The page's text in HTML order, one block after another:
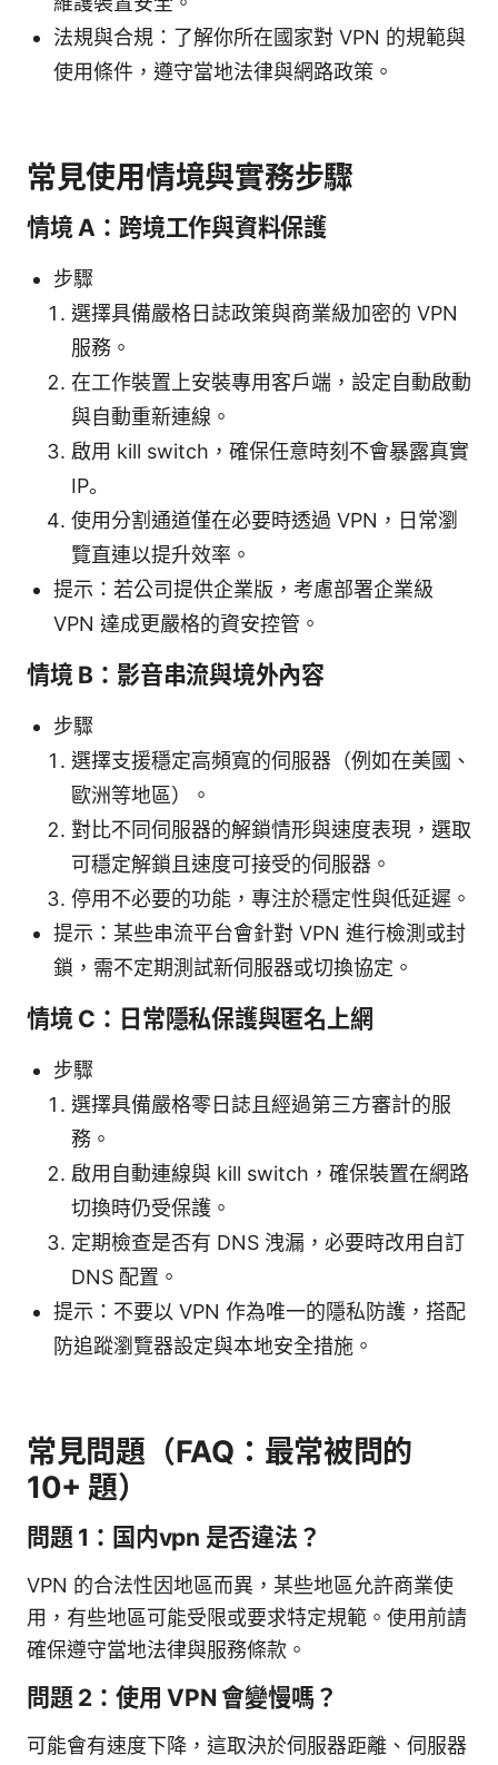
法規與合規：了解你所在國家對 VPN 的規範與
使用條件，遵守當地法律與網路政策。
常見使用情境與實務步驟
情境 A：跨境工作與資料保護
步驟
選擇具備嚴格日誌政策與商業級加密的 VPN
服務。
在工作裝置上安裝專用客戶端，設定自動啟動
與自動重新連線。
啟用 kill switch，確保任意時刻不會暴露真實
IP。
使用分割通道僅在必要時透過 VPN，日常瀏
覽直連以提升效率。
提示：若公司提供企業版，考慮部署企業級
VPN 達成更嚴格的資安控管。
情境 B：影音串流與境外內容
步驟
選擇支援穩定高頻寬的伺服器（例如在美國、
歐洲等地區）。
對比不同伺服器的解鎖情形與速度表現，選取
可穩定解鎖且速度可接受的伺服器。
停用不必要的功能，專注於穩定性與低延遲。
提示：某些串流平台會針對 VPN 進行檢測或封
鎖，需不定期測試新伺服器或切換協定。
情境 C：日常隱私保護與匿名上網
步驟
選擇具備嚴格零日誌且經過第三方審計的服
務。
啟用自動連線與 kill switch，確保裝置在網路
切換時仍受保護。
定期檢查是否有 DNS 洩漏，必要時改用自訂
DNS 配置。
提示：不要以 VPN 作為唯一的隱私防護，搭配
防追蹤瀏覽器設定與本地安全措施。
常見問題（FAQ：最常被問的
10+ 題）
問題 1：国内vpn 是否違法？
VPN 的合法性因地區而異，某些地區允許商業使
用，有些地區可能受限或要求特定規範。使用前請
確保遵守當地法律與服務條款。
問題 2：使用 VPN 會變慢嗎？
可能會有速度下降，這取決於伺服器距離、伺服器